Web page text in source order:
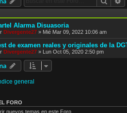
Alarma Disuasoria
Divergente27 » Mié Mar 09, 2022 10:06 am
de examen reales y originales de la
Divergente27 » Lun Oct 05, 2020 2:50 pm
general
FORO
nuevos temas en este Foro